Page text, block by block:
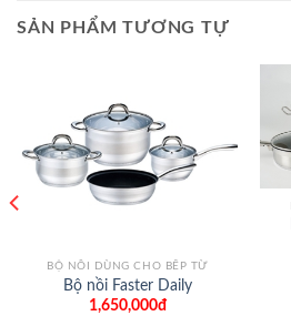
SẢN PHẨM TƯƠNG TỰ
BỘ NỒI DÙNG CHO BẾP TỪ
Bộ nồi Faster Daily
1,650,000đ